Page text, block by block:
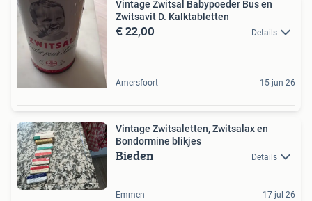
Vintage Zwitsal Babypoeder Bus en
Zwitsavit D. Kalktabletten
€ 22,00 Details
Amersfoort 15 jun 26
Vintage Zwitsaletten, Zwitsalax en
Bondormine blikjes
Bieden Details
Emmen 17 jul 26